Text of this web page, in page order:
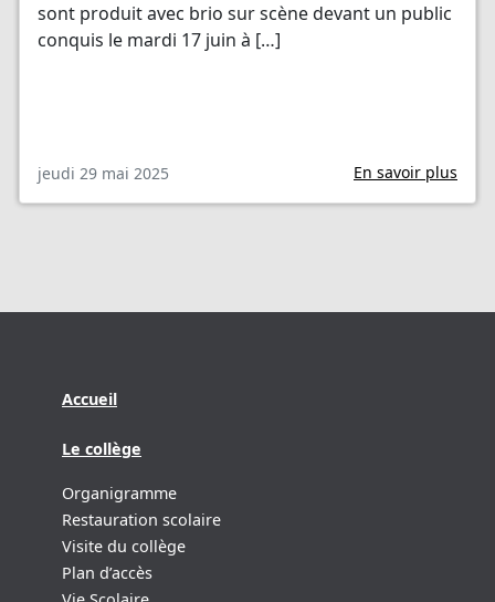
sont produit avec brio sur scène devant un public
conquis le mardi 17 juin à […]
jeudi 29 mai 2025 En savoir plus
Accueil
Le collège
Organigramme
Restauration scolaire
Visite du collège
Plan d’accès